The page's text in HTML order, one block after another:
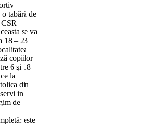
tabără de
se va
18 – 23
copiilor
6 şi 18
la
din
in
de
este